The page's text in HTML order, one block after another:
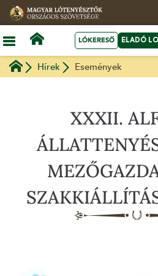
LÓKERESŐ ELADÓ
Hírek Események
XXXII.